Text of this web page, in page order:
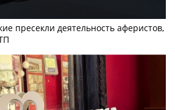
пресекли деятельность аферистов,